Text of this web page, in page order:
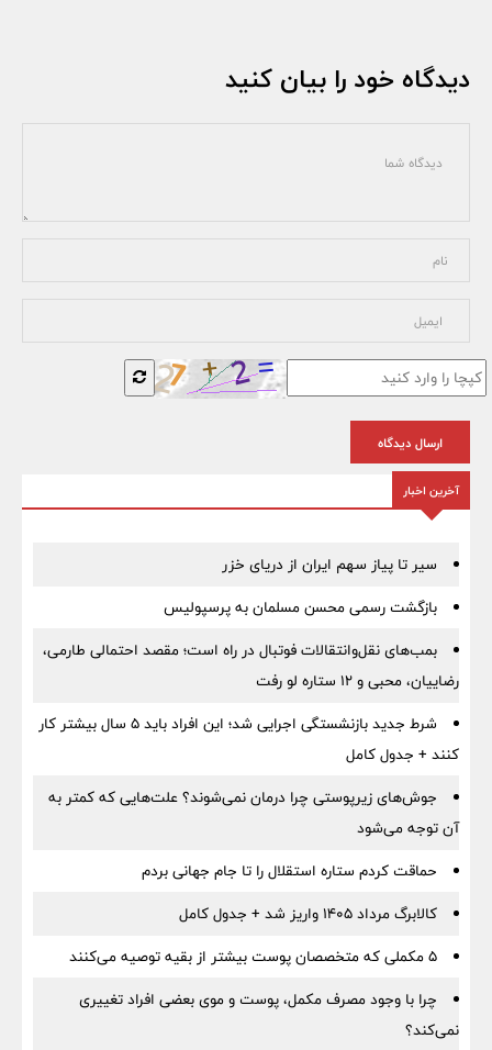
دیدگاه خود را بیان کنید
ارسال دیدگاه
آخرین اخبار
سیر تا پیاز سهم ایران از دریای خزر
بازگشت رسمی محسن مسلمان به پرسپولیس
بمب‌های نقل‌وانتقالات فوتبال در راه است؛ مقصد احتمالی طارمی،
رضاییان، محبی و ۱۲ ستاره لو رفت
شرط جدید بازنشستگی اجرایی شد؛ این افراد باید ۵ سال بیشتر کار
کنند + جدول کامل
جوش‌های زیرپوستی چرا درمان نمی‌شوند؟ علت‌هایی که کمتر به
آن توجه می‌شود
حماقت کردم ستاره استقلال را تا جام جهانی بردم
کالابرگ مرداد ۱۴۰۵ واریز شد + جدول کامل
۵ مکملی که متخصصان پوست بیشتر از بقیه توصیه می‌کنند
چرا با وجود مصرف مکمل، پوست و موی بعضی افراد تغییری
نمی‌کند؟